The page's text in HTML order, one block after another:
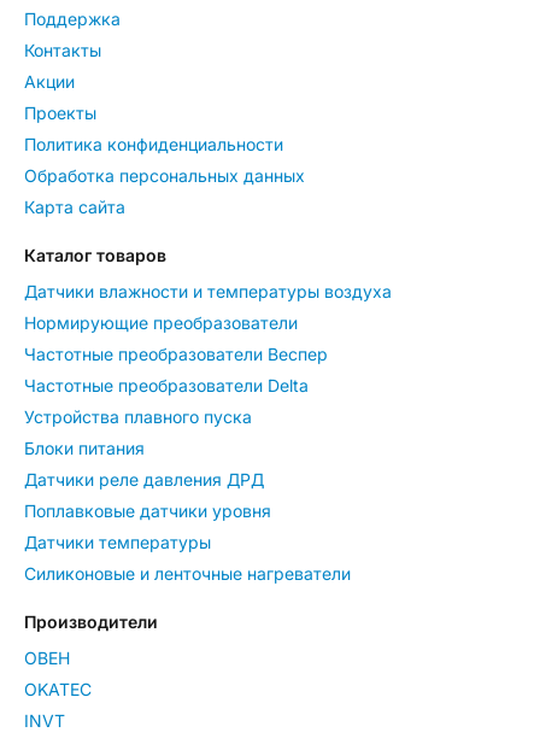
Поддержка
Контакты
Акции
Проекты
Политика конфиденциальности
Обработка персональных данных
Карта сайта
Каталог товаров
Датчики влажности и температуры воздуха
Нормирующие преобразователи
Частотные преобразователи Веспер
Частотные преобразователи Delta
Устройства плавного пуска
Блоки питания
Датчики реле давления ДРД
Поплавковые датчики уровня
Датчики температуры
Силиконовые и ленточные нагреватели
Производители
ОВЕН
OKATEC
INVT